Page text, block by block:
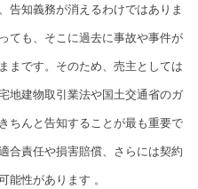
告知義務が消えるわけではありま
ても、そこに過去に事故や事件が
まです。そのため、売主としては
地建物取引業法や国土交通省のガ
ちんと告知することが最も重要で
合責任や損害賠償、さらには契約
能性があります 。